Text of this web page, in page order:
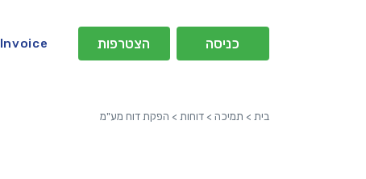
Invoice כניסה הצטרפות
בית > תמיכה >דוחות > הפקת דוח מע"מ